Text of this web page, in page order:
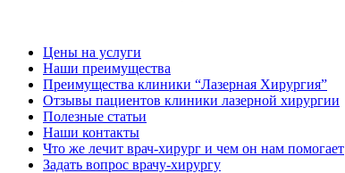
Цены на услуги
Наши преимущества
Преимущества клиники “Лазерная Хирургия”
Отзывы пациентов клиники лазерной хирургии
Полезные статьи
Наши контакты
Что же лечит врач-хирург и чем он нам помогает
Задать вопрос врачу-хирургу